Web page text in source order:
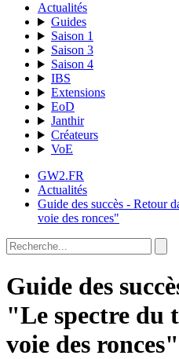
Actualités
Guides
Saison 1
Saison 3
Saison 4
IBS
Extensions
EoD
Janthir
Créateurs
VoE
GW2.FR
Actualités
Guide des succès - Retour
voie des ronces"
Guide des
"Le spectre du
voie des ronces"